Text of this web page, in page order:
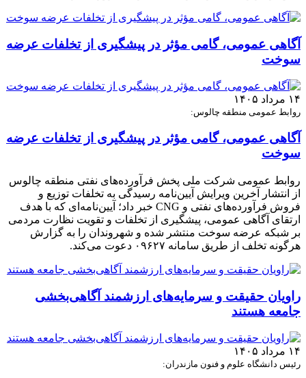
آگاهی عمومی، گامی مؤثر در پیشگیری از تخلفات عرضه
سوخت
۱۴ مرداد ۱۴۰۵
روابط عمومی منطقه چالوس:
آگاهی عمومی، گامی مؤثر در پیشگیری از تخلفات عرضه
سوخت
روابط عمومی شرکت ملی پخش فرآورده‌های نفتی منطقه چالوس
از انتشار آخرین ویرایش آیین‌نامه رسیدگی به تخلفات توزیع و
فروش فرآورده‌های نفتی و CNG خبر داد؛ آیین‌نامه‌ای که با هدف
ارتقای آگاهی عمومی، پیشگیری از تخلفات و تقویت نظارت مردمی
بر شبکه عرضه سوخت منتشر شده و شهروندان را به گزارش
هرگونه تخلف از طریق سامانه ۰۹۶۲۷ دعوت می‌کند.
راویان حقیقت و سرمایه‌های ارزشمند آگاهی‌بخشی
جامعه هستند
۱۴ مرداد ۱۴۰۵
رئیس دانشگاه علوم و فنون مازندران: